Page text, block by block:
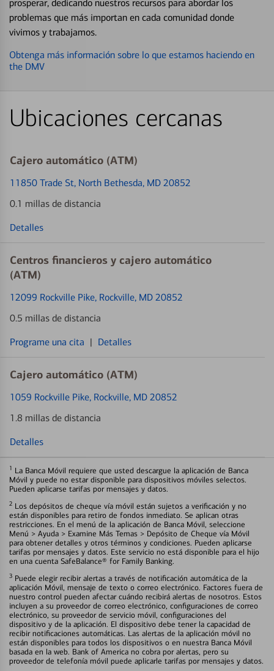
prosperar, dedicando nuestros recursos para abordar los
problemas que más importan en cada comunidad donde
vivimos y trabajamos.
Obtenga más información sobre lo que estamos haciendo en
the DMV
Ubicaciones cercanas
Cajero automático (ATM)
11850 Trade St, North Bethesda, MD 20852
0.1 millas de distancia
Detalles
Centros financieros y cajero automático
(ATM)
12099 Rockville Pike, Rockville, MD 20852
0.5 millas de distancia
Programe una cita | Detalles
Cajero automático (ATM)
1059 Rockville Pike, Rockville, MD 20852
1.8 millas de distancia
Detalles
1 La Banca Móvil requiere que usted descargue la aplicación de Banca
Móvil y puede no estar disponible para dispositivos móviles selectos.
Pueden aplicarse tarifas por mensajes y datos.
2 Los depósitos de cheque vía móvil están sujetos a verificación y no
están disponibles para retiro de fondos inmediato. Se aplican otras
restricciones. En el menú de la aplicación de Banca Móvil, seleccione
Menú > Ayuda > Examine Más Temas > Depósito de Cheque vía Móvil
para obtener detalles y otros términos y condiciones. Pueden aplicarse
tarifas por mensajes y datos. Este servicio no está disponible para el hijo
en una cuenta SafeBalance® for Family Banking.
3 Puede elegir recibir alertas a través de notificación automática de la
aplicación Móvil, mensaje de texto o correo electrónico. Factores fuera de
nuestro control pueden afectar cuándo recibirá alertas de nosotros. Estos
incluyen a su proveedor de correo electrónico, configuraciones de correo
electrónico, su proveedor de servicio móvil, configuraciones del
dispositivo y de la aplicación. El dispositivo debe tener la capacidad de
recibir notificaciones automáticas. Las alertas de la aplicación móvil no
están disponibles para todos los dispositivos o en nuestra Banca Móvil
basada en la web. Bank of America no cobra por alertas, pero su
proveedor de telefonía móvil puede aplicarle tarifas por mensajes y datos.